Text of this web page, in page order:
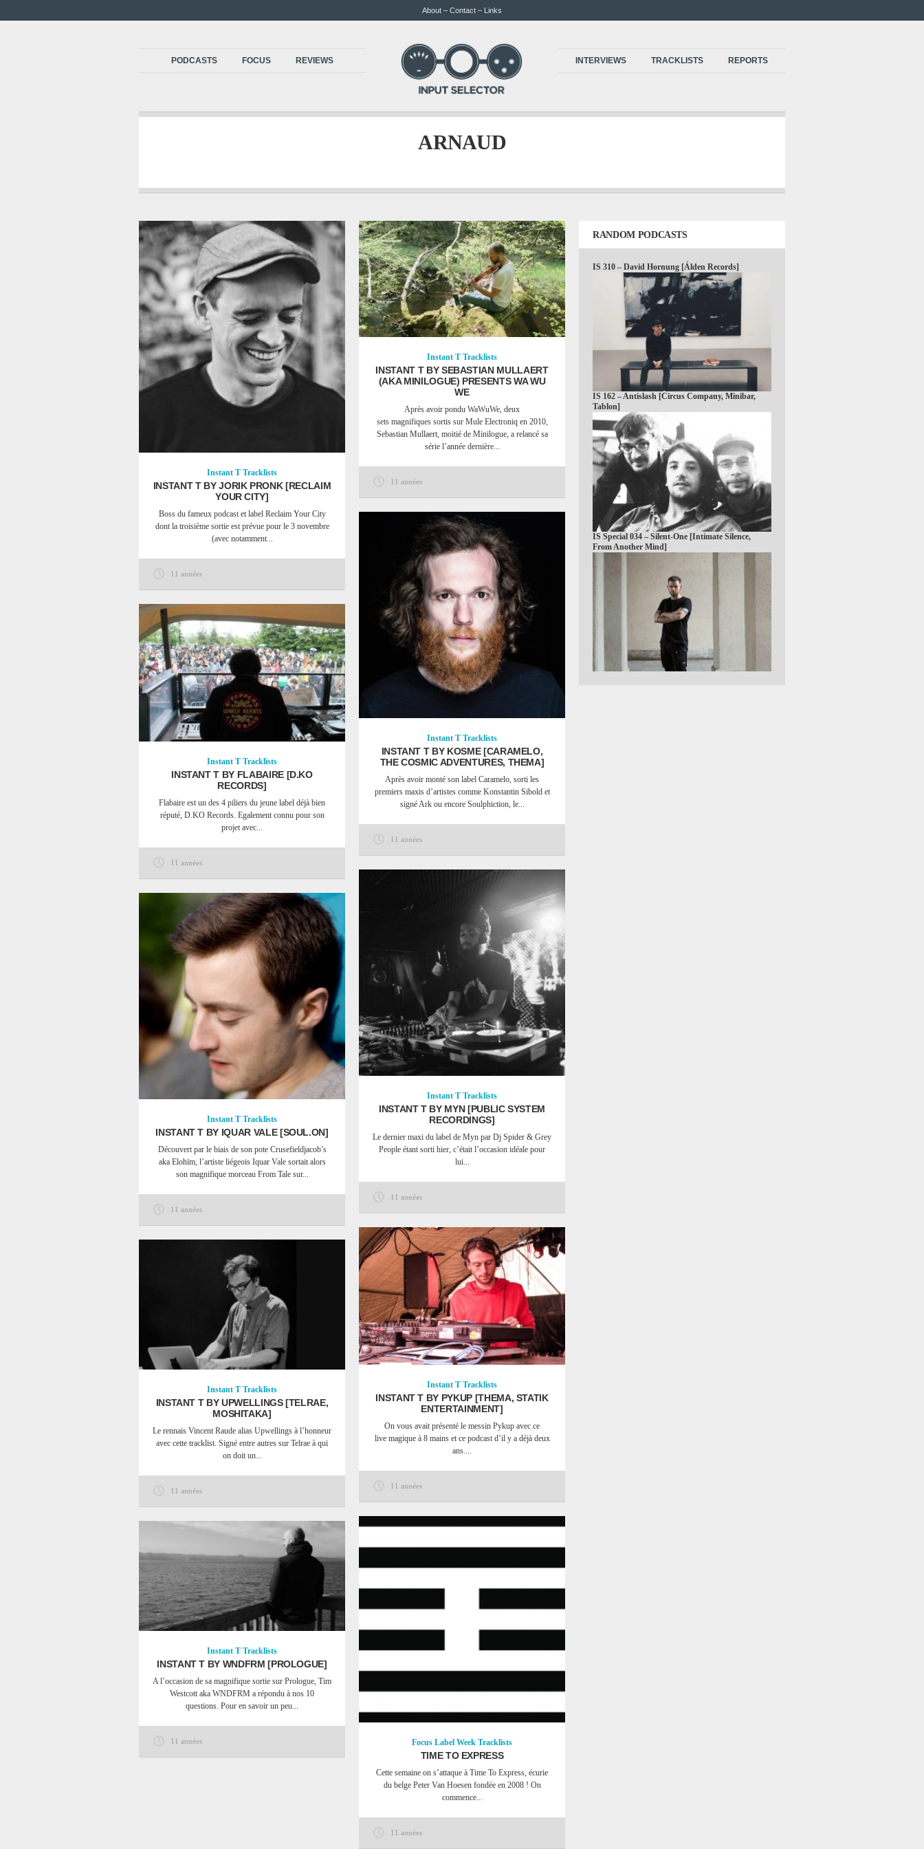
About – Contact – Links
PODCASTS FOCUS REVIEWS INTERVIEWS TRACKLISTS REPORTS
ARNAUD
RANDOM PODCASTS
IS 310 – David Hornung [Álden Records]
IS 162 – Antislash [Circus Company, Minibar,
Tablon]
IS Special 034 – Silent-One [Intimate Silence,
From Another Mind]
Instant T Tracklists
INSTANT T BY JORIK PRONK [RECLAIM
YOUR CITY]
Boss du fameux podcast et label Reclaim Your City
dont la troisième sortie est prévue pour le 3 novembre
(avec notamment...
11 années
Instant T Tracklists
INSTANT T BY SEBASTIAN MULLAERT
(AKA MINILOGUE) PRESENTS WA WU
WE
Après avoir pondu WaWuWe, deux
sets magnifiques sortis sur Mule Electroniq en 2010,
Sebastian Mullaert, moitié de Minilogue, a relancé sa
série l’année dernière...
11 années
Instant T Tracklists
INSTANT T BY KOSME [CARAMELO,
THE COSMIC ADVENTURES, THEMA]
Après avoir monté son label Caramelo, sorti les
premiers maxis d’artistes comme Konstantin Sibold et
signé Ark ou encore Soulphiction, le...
11 années
Instant T Tracklists
INSTANT T BY FLABAIRE [D.KO
RECORDS]
Flabaire est un des 4 piliers du jeune label déjà bien
réputé, D.KO Records. Egalement connu pour son
projet avec...
11 années
Instant T Tracklists
INSTANT T BY MYN [PUBLIC SYSTEM
RECORDINGS]
Le dernier maxi du label de Myn par Dj Spider & Grey
People étant sorti hier, c’était l’occasion idéale pour
lui...
11 années
Instant T Tracklists
INSTANT T BY IQUAR VALE [SOUL.ON]
Découvert par le biais de son pote Crusefieldjacob’s
aka Elohïm, l’artiste liégeois Iquar Vale sortait alors
son magnifique morceau From Tale sur...
11 années
Instant T Tracklists
INSTANT T BY PYKUP [THEMA, STATIK
ENTERTAINMENT]
On vous avait présenté le messin Pykup avec ce
live magique à 8 mains et ce podcast d’il y a déjà deux
ans....
11 années
Instant T Tracklists
INSTANT T BY UPWELLINGS [TELRAE,
MOSHITAKA]
Le rennais Vincent Raude alias Upwellings à l’honneur
avec cette tracklist. Signé entre autres sur Telrae à qui
on doit un...
11 années
Focus Label Week Tracklists
TIME TO EXPRESS
Cette semaine on s’attaque à Time To Express​, écurie
du belge Peter Van Hoesen fondée en 2008 ! On
commence...
11 années
Instant T Tracklists
INSTANT T BY WNDFRM [PROLOGUE]
A l’occasion de sa magnifique sortie sur Prologue, Tim
Westcott aka WNDFRM a répondu à nos 10
questions. Pour en savoir un peu...
11 années